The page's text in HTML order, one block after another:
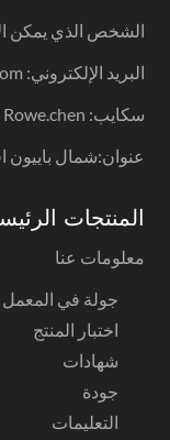
الشخص الذي يمكن
البريد الإلكتروني: dewaelbiotech@gmail.com
سكايب: Rowe.chen
عنوان:شمال باييون
المنتجات
معلومات عنا
جولة في المعمل
اختبار المنتج
شهادات
جودة
التعليمات